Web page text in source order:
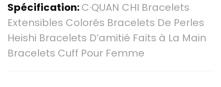
Spécification:C·QUAN CHI Bracelets
Extensibles Colorés Bracelets De Perles
Heishi Bracelets D’amitié Faits à La Main
Bracelets Cuff Pour Femme